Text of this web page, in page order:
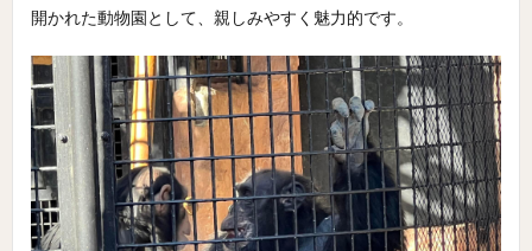
開かれた動物園として、親しみやすく魅力的です。